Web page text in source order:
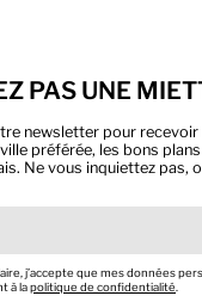
PAS UNE
newsletter pour recevoir
préférée, les bons
Ne vous inquiettez pas,
j’accepte que mes données
à lapolitique de confidentialité